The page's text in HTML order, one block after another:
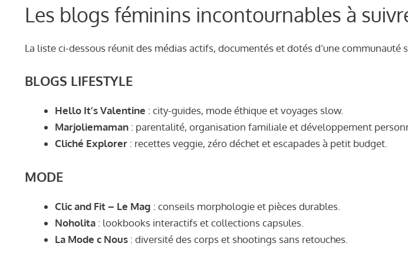
Les blogs féminins incontournables à
La liste ci-dessous réunit des médias actifs, documentés et dotés d’une communauté
BLOGS LIFESTYLE
Hello It’s Valentine : city-guides, mode éthique et voyages slow.
Marjoliemaman : parentalité, organisation familiale et développement
Cliché Explorer : recettes veggie, zéro déchet et escapades à petit budget.
MODE
Clic and Fit – Le Mag : conseils morphologie et pièces durables.
Noholita : lookbooks interactifs et collections capsules.
La Mode c Nous : diversité des corps et shootings sans retouches.